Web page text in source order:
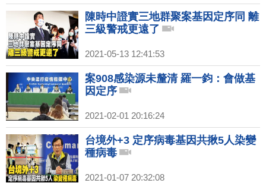
陳時中證實三地群聚案基因定序同 離
三級警戒更遠了
2021-05-13 12:41:53
案908感染源未釐清 羅一鈞：會做基
因定序
2021-02-01 20:16:24
台境外+3 定序病毒基因共揪5人染變
種病毒
2021-01-07 20:32:08